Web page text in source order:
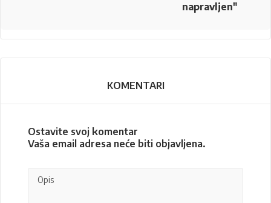
napravljen"
KOMENTARI
Ostavite svoj komentar
Vaša email adresa neće biti objavljena.